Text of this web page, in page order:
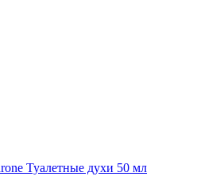
Туалетные духи 50 мл